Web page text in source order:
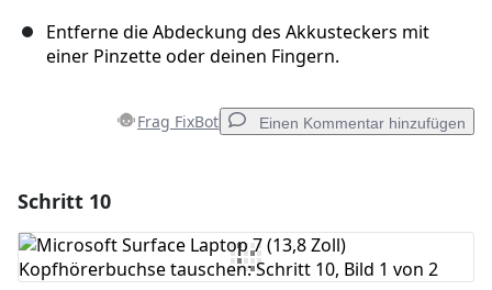
Entferne die Abdeckung des Akkusteckers mit
einer Pinzette oder deinen Fingern.
Frag FixBot Einen Kommentar hinzufügen
Kommentar hinzufügen
Schritt 10